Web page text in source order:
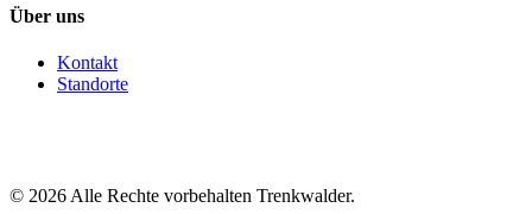
Über uns
Kontakt
Standorte
© 2026 Alle Rechte vorbehalten Trenkwalder.